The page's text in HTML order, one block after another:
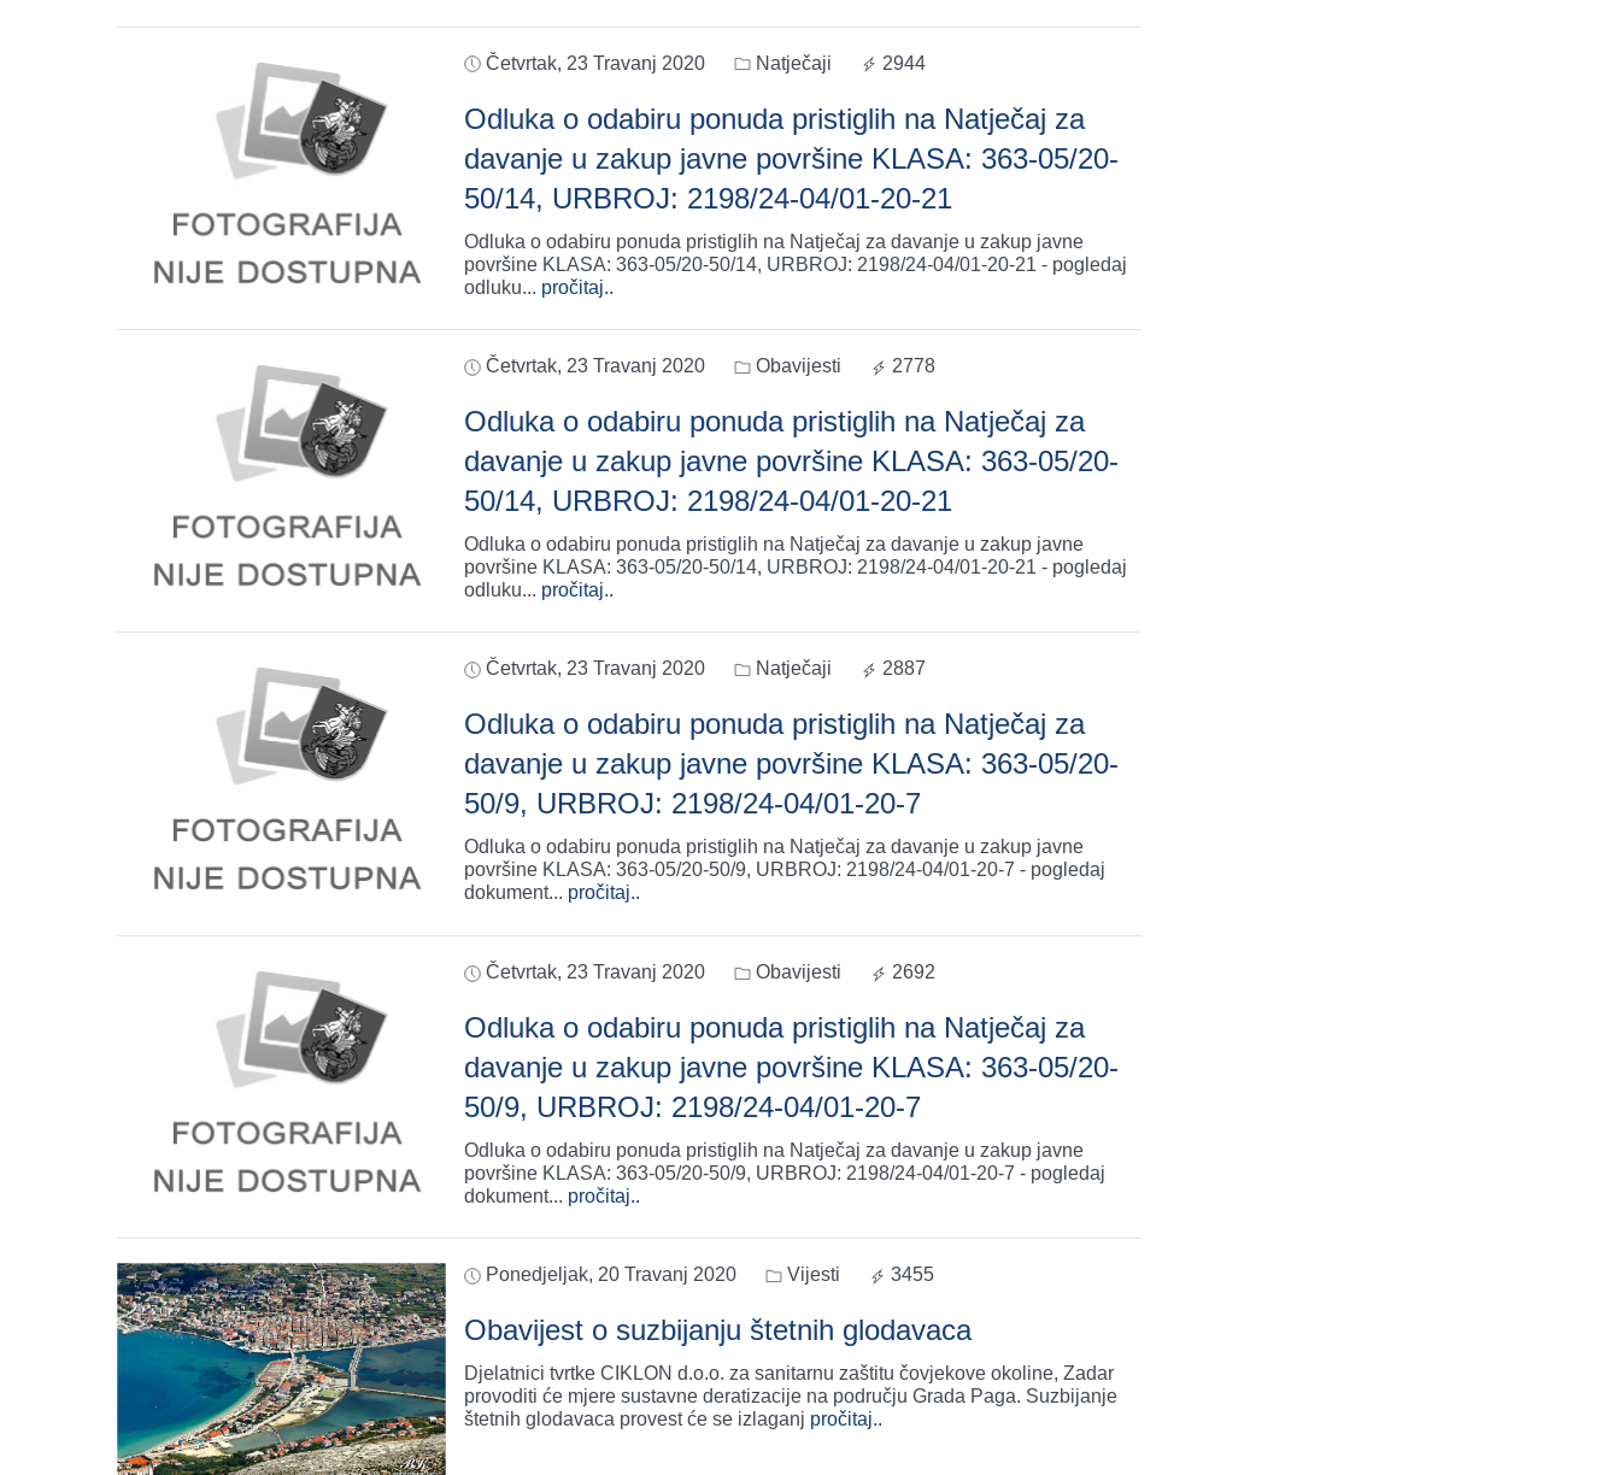
Četvrtak, 23 Travanj 2020 Natječaji 2944
Odluka o odabiru ponuda pristiglih na Natječaj za
davanje u zakup javne površine KLASA: 363-05/20-
50/14, URBROJ: 2198/24-04/01-20-21
Odluka o odabiru ponuda pristiglih na Natječaj za davanje u zakup javne
površine KLASA: 363-05/20-50/14, URBROJ: 2198/24-04/01-20-21 - pogledaj
odluku... pročitaj..
Četvrtak, 23 Travanj 2020 Obavijesti 2778
Odluka o odabiru ponuda pristiglih na Natječaj za
davanje u zakup javne površine KLASA: 363-05/20-
50/14, URBROJ: 2198/24-04/01-20-21
Odluka o odabiru ponuda pristiglih na Natječaj za davanje u zakup javne
površine KLASA: 363-05/20-50/14, URBROJ: 2198/24-04/01-20-21 - pogledaj
odluku... pročitaj..
Četvrtak, 23 Travanj 2020 Natječaji 2887
Odluka o odabiru ponuda pristiglih na Natječaj za
davanje u zakup javne površine KLASA: 363-05/20-
50/9, URBROJ: 2198/24-04/01-20-7
Odluka o odabiru ponuda pristiglih na Natječaj za davanje u zakup javne
površine KLASA: 363-05/20-50/9, URBROJ: 2198/24-04/01-20-7 - pogledaj
dokument... pročitaj..
Četvrtak, 23 Travanj 2020 Obavijesti 2692
Odluka o odabiru ponuda pristiglih na Natječaj za
davanje u zakup javne površine KLASA: 363-05/20-
50/9, URBROJ: 2198/24-04/01-20-7
Odluka o odabiru ponuda pristiglih na Natječaj za davanje u zakup javne
površine KLASA: 363-05/20-50/9, URBROJ: 2198/24-04/01-20-7 - pogledaj
dokument... pročitaj..
Ponedjeljak, 20 Travanj 2020 Vijesti 3455
Obavijest o suzbijanju štetnih glodavaca
Djelatnici tvrtke CIKLON d.o.o. za sanitarnu zaštitu čovjekove okoline, Zadar
provoditi će mjere sustavne deratizacije na području Grada Paga. Suzbijanje
štetnih glodavaca provest će se izlaganj pročitaj..